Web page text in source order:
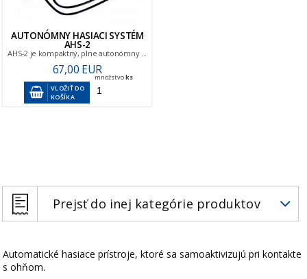
AUTONÓMNY HASIACI SYSTÉM
AHS-2
AHS-2 je kompaktný, plne autonómny ...
67,00 EUR
VLOŽIŤ DO
KOŠÍKA
množstvoks
Prejsť do inej kategórie produktov
Automatické hasiace prístroje, ktoré sa samoaktivizujú pri kontakte
s ohňom.